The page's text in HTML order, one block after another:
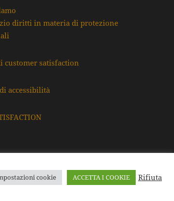
diritti in materia di protezione
customer satisfaction
accessibilità
cookie ACCETTA I COOKIE Rifiuta